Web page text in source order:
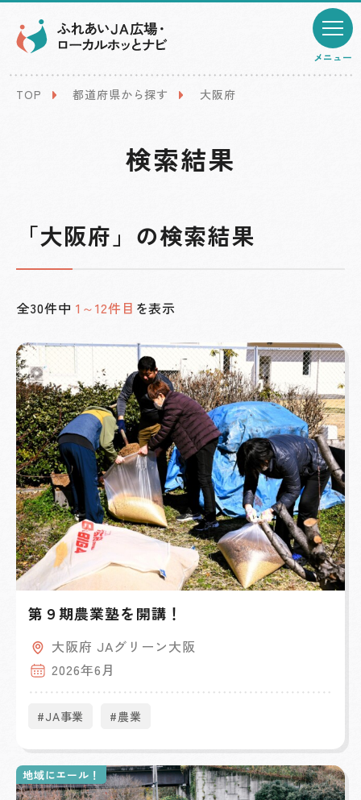
メニュー
TOP 都道府県から探す 大阪府
検索結果
「大阪府」の検索結果
全30件中 1～12件目 を表示
第９期農業塾を開講！
大阪府 JAグリーン大阪
2026年6月
#JA事業 #農業
地域にエール！